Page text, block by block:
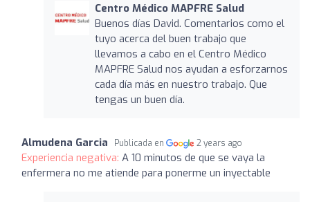
Centro Médico MAPFRE Salud
Buenos días David. Comentarios como el
tuyo acerca del buen trabajo que
llevamos a cabo en el Centro Médico
MAPFRE Salud nos ayudan a esforzarnos
cada día más en nuestro trabajo. Que
tengas un buen día.
Almudena Garcia Publicada en 2 years ago
Experiencia negativa: A 10 minutos de que se vaya la
enfermera no me atiende para ponerme un inyectable